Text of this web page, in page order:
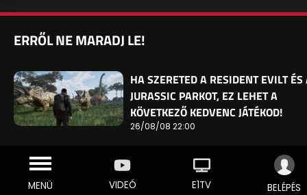
MENÜ VIDEÓ E1TV BELÉPÉS
ERRŐL NE MARADJ LE!
HA SZERETED A RESIDENT EVILT ÉS
JURASSIC PARKOT, EZ LEHET A
KÖVETKEZŐ KEDVENC JÁTÉKOD!
26/08/08 22:00